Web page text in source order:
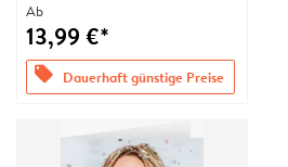
Ab
13,99 €*
offers Dauerhaft günstige Preise